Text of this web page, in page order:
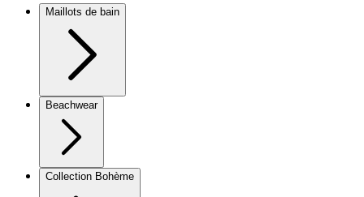
Maillots de bain
Beachwear
Collection Bohème